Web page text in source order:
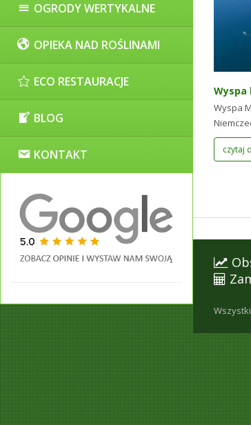
OGRODY WERTYKALNE
OPIEKA NAD ROŚLINAMI
ECO RESTAURACJE
BLOG
KONTAKT
Wyspa
czytaj